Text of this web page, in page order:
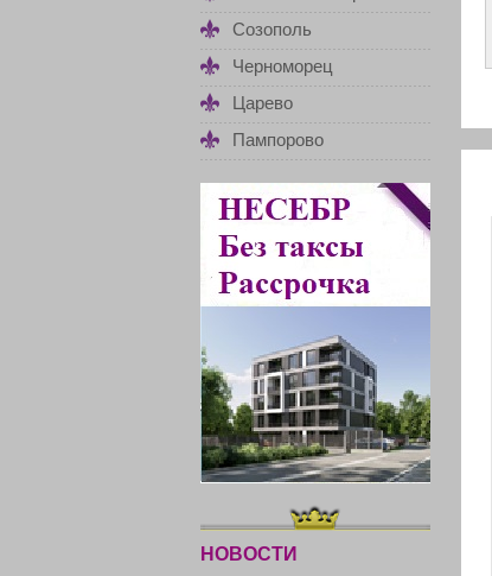
Созополь
Черноморец
Царево
Пампорово
НОВОСТИ